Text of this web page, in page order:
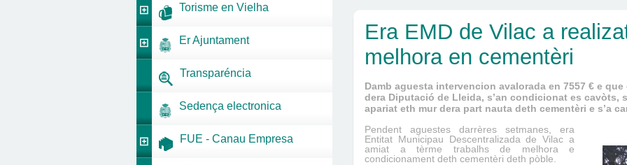
Torisme en Vielha
Er Ajuntament
Transparéncia
Sedença electronica
FUE - Canau Empresa
Era EMD de Vilac a
melhora en cementèri
Damb aguesta intervencion avalorada en 7557 € e
dera Diputació de Lleida, s’an condicionat es cavòts,
apariat eth mur dera part nauta deth cementèri e s’a
Pendent aguestes darrères setmanes, era
Entitat Municipau Descentralizada de Vilac a
amiat a tèrme trabalhs de melhora e
condicionament deth cementèri deth pòble.